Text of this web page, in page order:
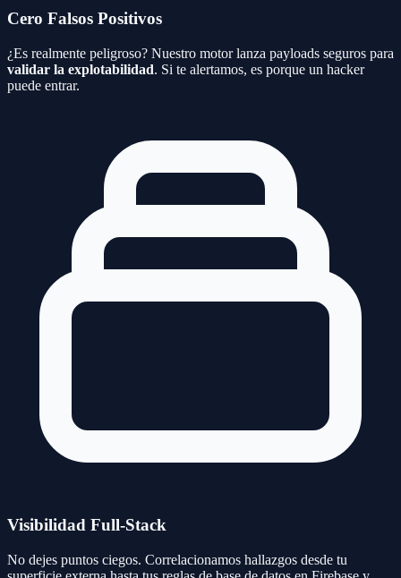
Cero Falsos Positivos
¿Es realmente peligroso? Nuestro motor lanza payloads seguros para
validar la explotabilidad. Si te alertamos, es porque un hacker
puede entrar.
Visibilidad Full-Stack
No dejes puntos ciegos. Correlacionamos hallazgos desde tu